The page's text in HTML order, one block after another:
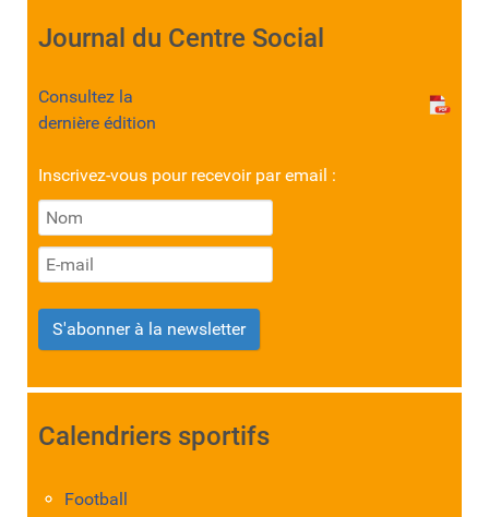
Journal du Centre Social
Consultez la
dernière édition
Inscrivez-vous pour recevoir par email :
S'abonner à la newsletter
Calendriers sportifs
Football